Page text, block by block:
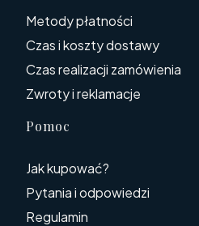
Metody płatności
Czas i koszty dostawy
Czas realizacji zamówienia
Zwroty i reklamacje
Pomoc
Jak kupować?
Pytania i odpowiedzi
Regulamin